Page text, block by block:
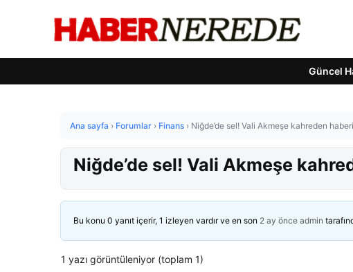
Güncel
Ana sayfa › Forumlar › Finans › Niğde’de sel! Vali Akmeşe kahreden
Niğde’de sel! Vali Akmeşe
Bu konu 0 yanıt içerir, 1 izleyen vardır ve en son 2 ay önce admin
1 yazı görüntüleniyor (toplam 1)